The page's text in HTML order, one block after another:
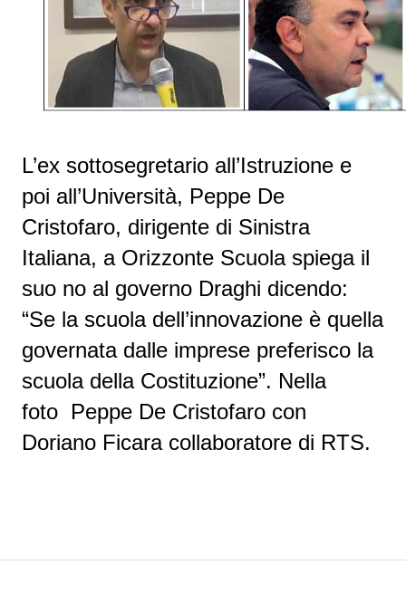
L’ex sottosegretario all’Istruzione e
poi all’Università, Peppe De
Cristofaro, dirigente di Sinistra
Italiana, a Orizzonte Scuola spiega il
suo no al governo Draghi dicendo:
“Se la scuola dell’innovazione è quella
governata dalle imprese preferisco la
scuola della Costituzione”. Nella
foto Peppe De Cristofaro con
Doriano Ficara collaboratore di RTS.